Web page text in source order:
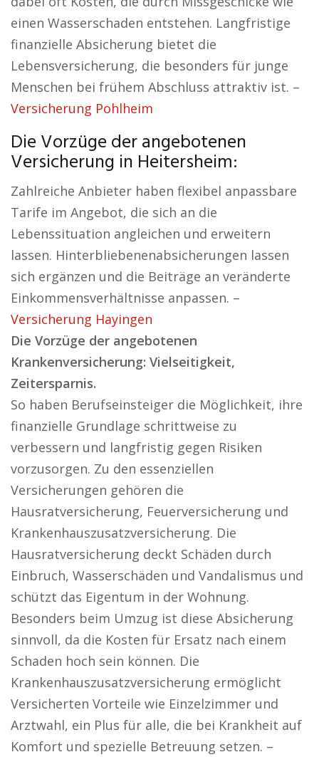
einen Wasserschaden entstehen. Langfristige
finanzielle Absicherung bietet die
Lebensversicherung, die besonders für junge
Menschen bei frühem Abschluss attraktiv ist. –
Versicherung Pohlheim
Die Vorzüge der angebotenen
Versicherung in Heitersheim:
Zahlreiche Anbieter haben flexibel anpassbare
Tarife im Angebot, die sich an die
Lebenssituation angleichen und erweitern
lassen. Hinterbliebenenabsicherungen lassen
sich ergänzen und die Beiträge an veränderte
Einkommensverhältnisse anpassen. –
Versicherung Hayingen
Die Vorzüge der angebotenen
Krankenversicherung: Vielseitigkeit,
Zeitersparnis.
So haben Berufseinsteiger die Möglichkeit, ihre
finanzielle Grundlage schrittweise zu
verbessern und langfristig gegen Risiken
vorzusorgen. Zu den essenziellen
Versicherungen gehören die
Hausratversicherung, Feuerversicherung und
Krankenhauszusatzversicherung. Die
Hausratversicherung deckt Schäden durch
Einbruch, Wasserschäden und Vandalismus und
schützt das Eigentum in der Wohnung.
Besonders beim Umzug ist diese Absicherung
sinnvoll, da die Kosten für Ersatz nach einem
Schaden hoch sein können. Die
Krankenhauszusatzversicherung ermöglicht
Versicherten Vorteile wie Einzelzimmer und
Arztwahl, ein Plus für alle, die bei Krankheit auf
Komfort und spezielle Betreuung setzen. –